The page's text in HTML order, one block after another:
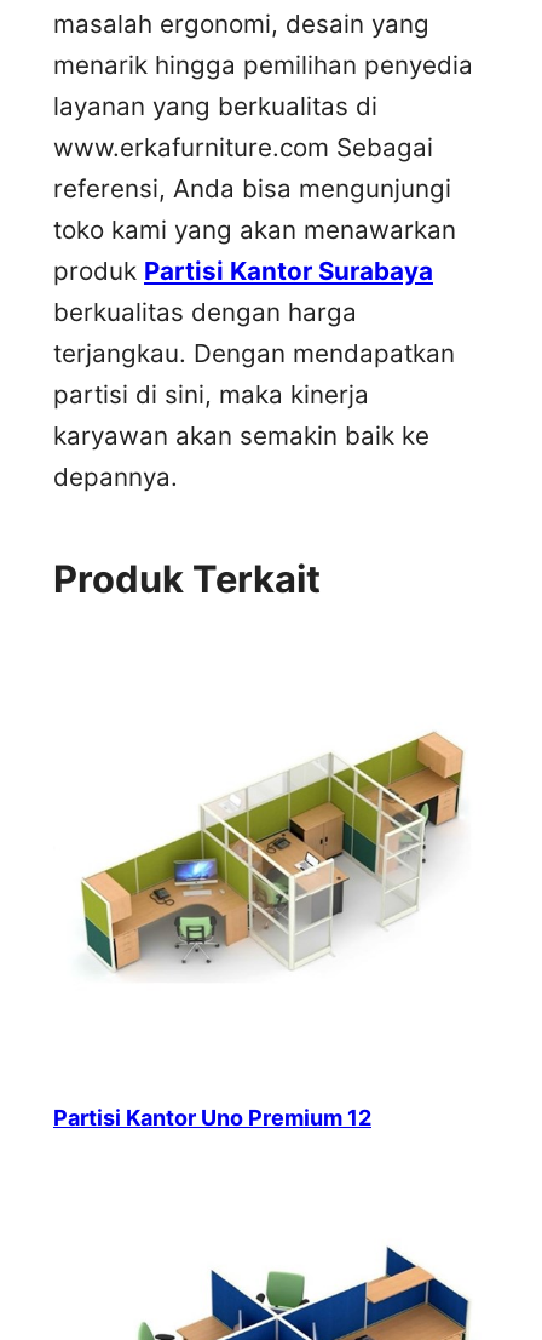
masalah ergonomi, desain yang
menarik hingga pemilihan penyedia
layanan yang berkualitas di
www.erkafurniture.com Sebagai
referensi, Anda bisa mengunjungi
toko kami yang akan menawarkan
produk Partisi Kantor Surabaya
berkualitas dengan harga
terjangkau. Dengan mendapatkan
partisi di sini, maka kinerja
karyawan akan semakin baik ke
depannya.
Produk Terkait
Partisi Kantor Uno Premium 12